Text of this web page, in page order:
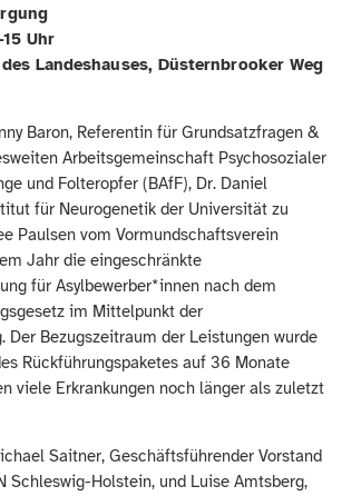
Uhr
Landeshauses, Düsternbrooker Weg
Baron, Referentin für Grundsatzfragen &
Arbeitsgemeinschaft Psychosozialer
und Folteropfer (BAfF), Dr. Daniel
für Neurogenetik der Universität zu
Paulsen vom Vormundschaftsverein
Jahr die eingeschränkte
für Asylbewerber*innen nach dem
im Mittelpunkt der
Der Bezugszeitraum der Leistungen wurde
Rückführungspaketes auf 36 Monate
viele Erkrankungen noch länger als zuletzt
Saitner, Geschäftsführender Vorstand
Schleswig-Holstein, und Luise Amtsberg,